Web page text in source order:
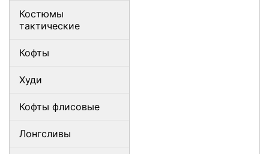
Костюмы
тактические
Кофты
Худи
Кофты флисовые
Лонгсливы